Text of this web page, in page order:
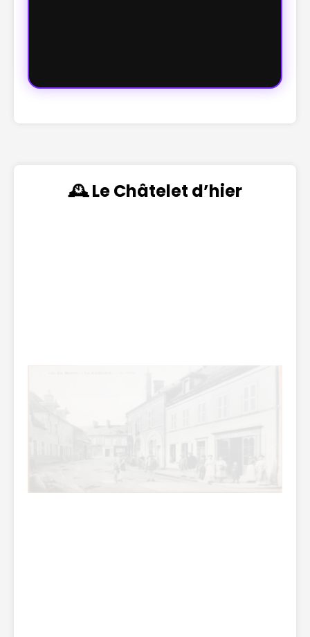
🕰️ Le Châtelet d’hier